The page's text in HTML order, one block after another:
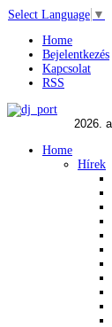
Select Language ▼
Home
Bejelentkezés
Kapcsolat
RSS
Home
Hírek